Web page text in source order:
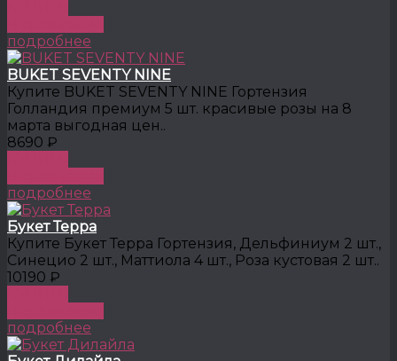
подробнее
BUKET SEVENTY NINE
Купите BUKET SEVENTY NINE Гортензия
Голландия премиум 5 шт. красивые розы на 8
марта выгодная цен..
8690 ₽
подробнее
Букет Терра
Купите Букет Терра Гортензия, Дельфиниум 2 шт.,
Синецио 2 шт., Маттиола 4 шт., Роза кустовая 2 шт..
10190 ₽
подробнее